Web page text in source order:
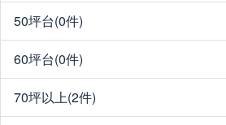
50坪台(0件)
60坪台(0件)
70坪以上(2件)